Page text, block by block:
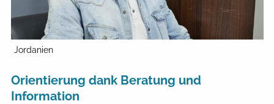
Jordanien
Orientierung dank Beratung und
Information